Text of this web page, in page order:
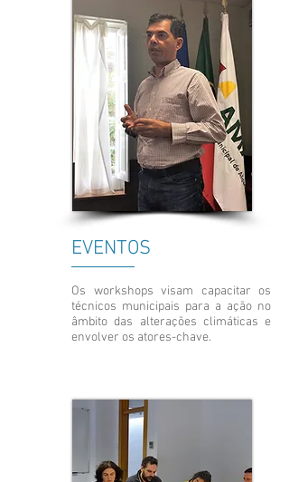
EVENTOS
Os workshops visam capacitar os
técnicos municipais para a ação no
âmbito das alterações climáticas e
envolver os atores-chave.